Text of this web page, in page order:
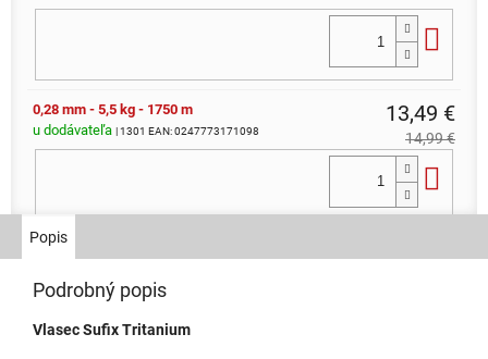
0,28 mm - 5,5 kg - 1750 m
u dodávateľa | 1301 EAN:0247773171098
13,49 €
14,99 €
Popis
Podrobný popis
Vlasec Sufix Tritanium